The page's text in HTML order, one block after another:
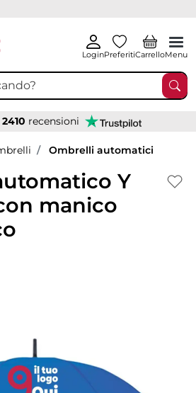
LoginPreferitiCarrelloMenu
2410 recensioni
Ombrelli automatici
Y
manico